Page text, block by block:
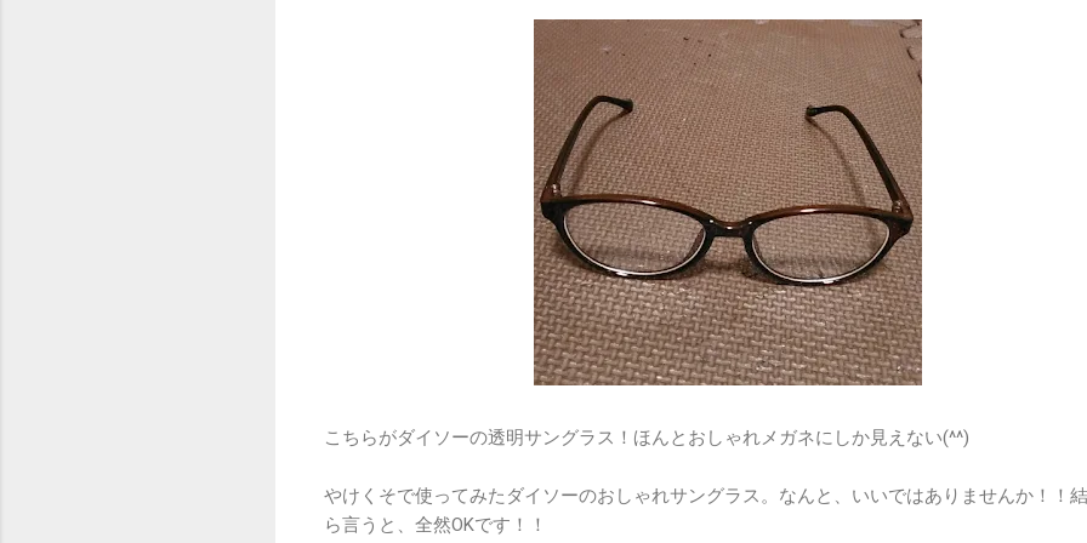
こちらがダイソーの透明サングラス！ほんとおしゃれメガネにしか見えない(^^)
やけくそで使ってみたダイソーのおしゃれサングラス。なんと、いいではありませんか！！
ら言うと、全然OKです！！